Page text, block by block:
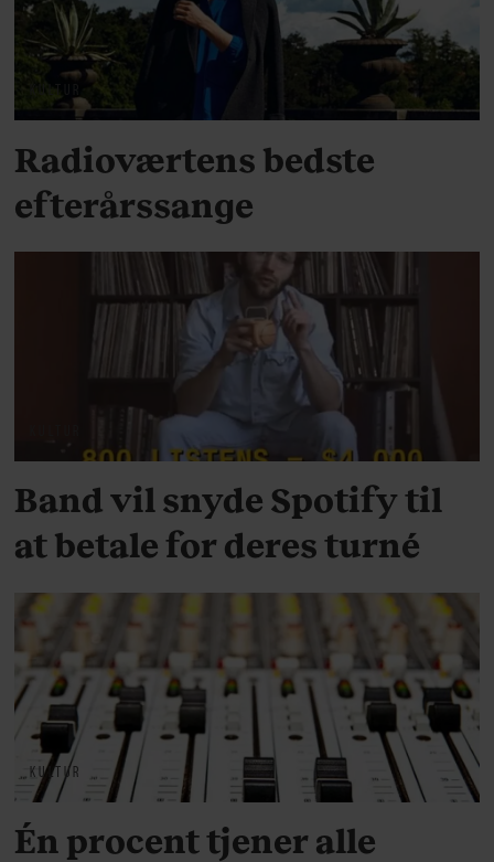
KULTUR
Radioværtens bedste
efterårssange
Band vil snyde Spotify til
at betale for deres turné
KULTUR
Én procent tjener alle